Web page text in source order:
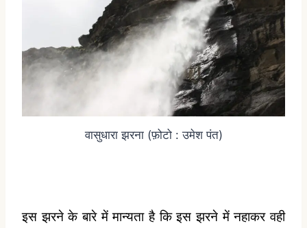
वासुधारा झरना (फ़ोटो : उमेश पंत)
इस झरने के बारे में मान्यता है कि इस झरने में नहाकर वही